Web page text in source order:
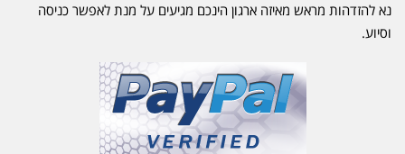
נא להזדהות מראש מאיזה ארגון הינכם מגיעים על מנת לאפשר כניסה
וסיוע.